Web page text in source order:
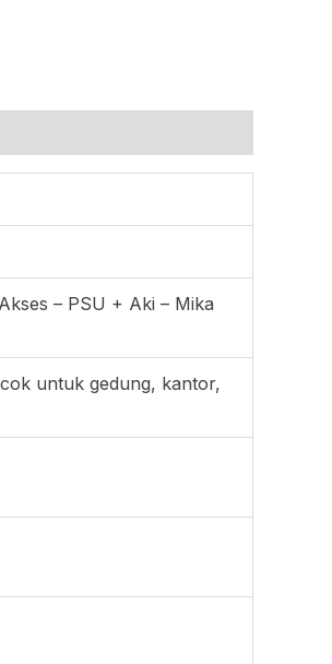
– PSU + Aki – Mika
untuk gedung, kantor,